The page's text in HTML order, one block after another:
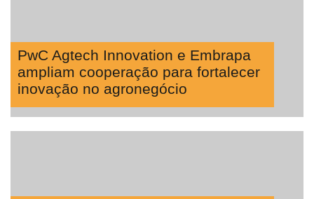
PwC Agtech Innovation e Embrapa
ampliam cooperação para fortalecer
inovação no agronegócio